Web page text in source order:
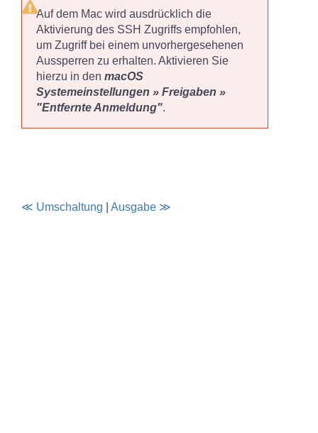
Auf dem Mac wird ausdrücklich die
Aktivierung des SSH Zugriffs empfohlen,
um Zugriff bei einem unvorhergesehenen
Aussperren zu erhalten. Aktivieren Sie
hierzu in den macOS
Systemeinstellungen » Freigaben »
"Entfernte Anmeldung".
≪ Umschaltung Ausgabe ≫